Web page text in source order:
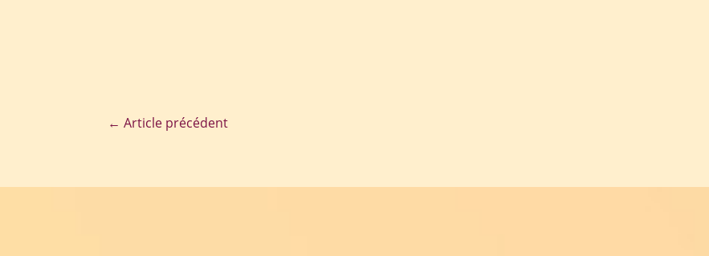
←Article précédent